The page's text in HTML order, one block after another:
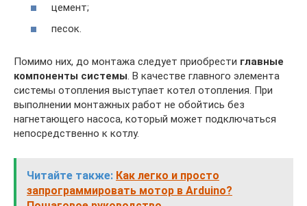
цемент;
песок.
Помимо них, до монтажа следует приобрести главные
компоненты системы. В качестве главного элемента
системы отопления выступает котел отопления. При
выполнении монтажных работ не обойтись без
нагнетающего насоса, который может подключаться
непосредственно к котлу.
Читайте также: Как легко и просто
запрограммировать мотор в Arduino?